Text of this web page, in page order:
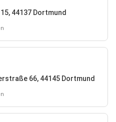
44137 Dortmund
66, 44145 Dortmund